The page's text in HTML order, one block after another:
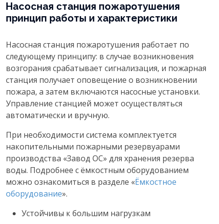
Насосная станция пожаротушения
принцип работы и характеристики
Насосная станция пожаротушения работает по
следующему принципу: в случае возникновения
возгорания срабатывает сигнализация, и пожарная
станция получает оповещение о возникновении
пожара, а затем включаются насосные установки.
Управление станцией может осуществляться
автоматически и вручную.
При необходимости система комплектуется
накопительными пожарными резервуарами
производства «Завод ОС» для хранения резерва
воды. Подробнее с ёмкостным оборудованием
можно ознакомиться в разделе «Ёмкостное
оборудование».
Устойчивы к большим нагрузкам